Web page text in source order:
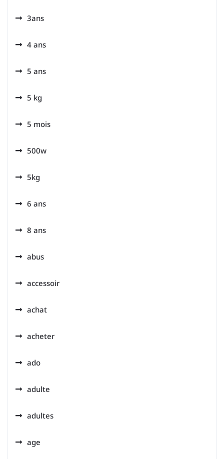
3ans
4 ans
5 ans
5 kg
5 mois
500w
5kg
6 ans
8 ans
abus
accessoir
achat
acheter
ado
adulte
adultes
age